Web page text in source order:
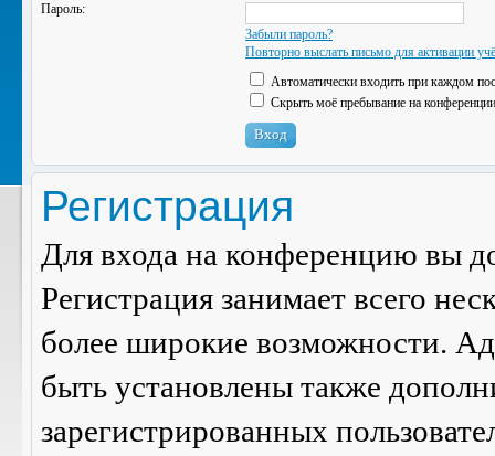
Пароль:
Забыли пароль?
Повторно выслать письмо для активации
Автоматически входить при каждом
Скрыть моё пребывание на
Регистрация
Для входа на конференцию вы
Регистрация занимает всего
более широкие возможности.
быть установлены также
зарегистрированных